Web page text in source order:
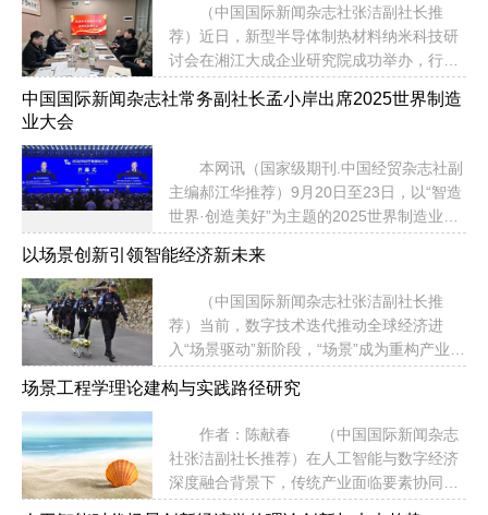
学、遗传学及工程学等多学科知识，其在医
疗、农业、环境保护等领域的应用日益广
泛。然而，传统的教学模式往往...
次提出“打造智能经济新形态”。 AI浪潮
蓬勃，具身智能商业交付大幕拉开，千行百
业如何拥抱AI？在这个行业里的闯关者们如
何解码技术迷宫？智能经济新形态将如何打
者，和那些在浪潮里弄潮的人们，感受科技
创新的活力、...
（中国国际新闻杂志社张洁副社长推
荐）近日，新型半导体制热材料纳米科技研
讨会在湘江大成企业研究院成功举办，行业
业合作新路径。 本次研讨会以“技术交
烈欢迎，并逐一介绍了出席本次会议的行业
领军者——欧洲高科技产业联合会会长张
洁、博翔新材料董事长兼中南大学教授黄小
忠、湘江新区新材料产业链总师联谊会会长
建设集团董事彭俊鹏。 随后，研究院特
约研究员彭继球详细介绍了研究...
中国国际新闻杂志社常务副社长孟小岸出席2025世界制造
业大会
本网讯（国家级期刊.中国经贸杂志社副
主编郝江华推荐）9月20日至23日，以“智造
世界·创造美好”为主题的2025世界制造业大
务副社长孟小岸受邀参会，深度参与大会系
化转型及国际产业协作等核心议题交流发
声，助力传递中国制造业高质量发展的国际
共识。 作为经国务院批准的重要国际制
造业盛会，本届大会由安徽省人民政府、国
办，吸引了来自53个国家和地区的659位外
宾参会，境外世界500强及跨国公司代表达
162位，...
以场景创新引领智能经济新未来
（中国国际新闻杂志社张洁副社长推
荐）当前，数字技术迭代推动全球经济进
入“场景驱动”新阶段，“场景”成为重构产业价
月国务院印发《关于深入实施“人工智能
是继“互联网 +”后的重量级国家行动。《意
见》明确“三步走”目标：2027 年 AI 应用普
及率超 70%，2030 年普及率超 90%且智能
场景工程学理论建构与实践路径研究
作者：陈献春 （中国国际新闻杂志
社张洁副社长推荐）在人工智能与数字经济
深度融合背景下，传统产业面临要素协同低